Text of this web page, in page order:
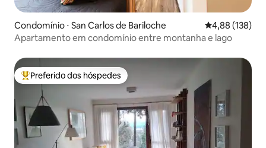
Condomínio ⋅ San Carlos de Bariloche 4,88 de uma
4,88 (138)
Apartamento em condomínio entre montanha e lago
Entre os melhores preferidos dos hóspedes
Preferido dos hóspedes